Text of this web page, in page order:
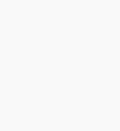
ble utgitt. Det kan